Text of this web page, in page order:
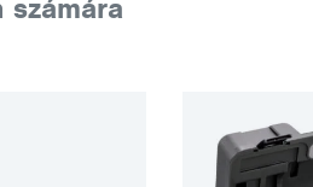
számára